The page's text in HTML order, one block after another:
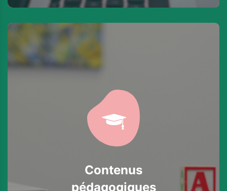
Contenus
pédagogiques